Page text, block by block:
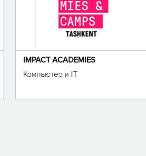
IMPACT ACADEMIES
Компьютер и IT